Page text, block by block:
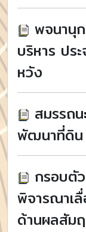
พจนานุ
บริหาร ปร
หวัง
สมรรถ
พัฒนาที่ดิน
กรอบตั
พิจารณาเ
ด้านผลสัม